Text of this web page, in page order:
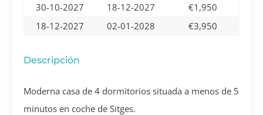
30-10-2027
18-12-2027
€1,950
18-12-2027
02-01-2028 €3,950
Descripción
Moderna casa de 4 dormitorios situada a menos de 5
minutos en coche de Sitges.